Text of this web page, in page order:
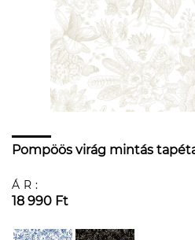
Pompöös virág mintás
ÁR:
18 990 Ft